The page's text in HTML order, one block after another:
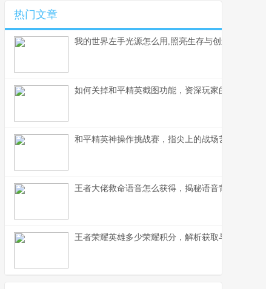
热门文章
我的世界左手光源怎么用,照亮生存与创造之路
如何关掉和平精英截图功能，资深玩家的操作心得
和平精英神操作挑战赛，指尖上的战场艺术
王者大佬救命语音怎么获得，揭秘语音背后的荣耀
王者荣耀英雄多少荣耀积分，解析获取与使用之道